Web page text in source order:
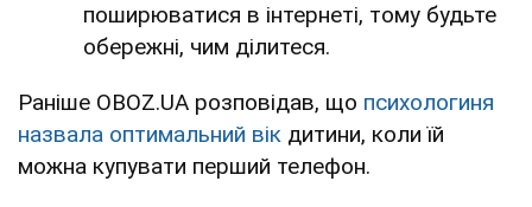
поширюватися в інтернеті, тому будьте
обережні, чим ділитеся.
Раніше OBOZ.UA розповідав, що психологиня
назвала оптимальний вік дитини, коли їй
можна купувати перший телефон.